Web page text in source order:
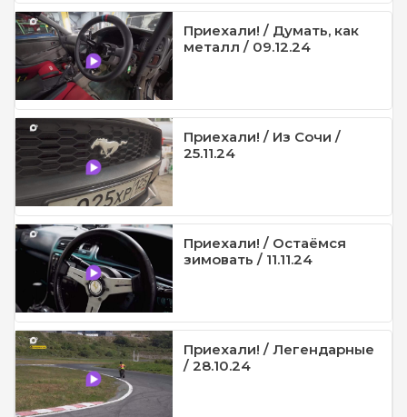
Приехали! / Думать, как
металл / 09.12.24
Приехали! / Из Сочи /
25.11.24
Приехали! / Остаёмся
зимовать / 11.11.24
Приехали! / Легендарные
/ 28.10.24